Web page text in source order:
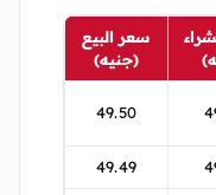
سعر البيع
(جنيه)
49.50
49.49